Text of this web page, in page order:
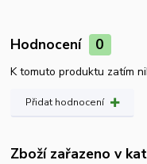
Hodnocení 0
K tomuto produktu zatím
Přidat hodnocení
Zboží zařazeno v